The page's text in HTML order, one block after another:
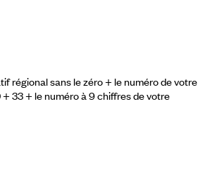
régional sans le zéro + le numéro de votre
33 + le numéro à 9 chiffres de votre